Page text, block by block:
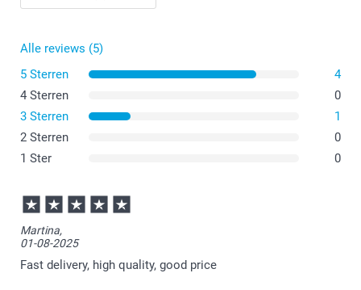
Alle reviews (5)
5 Sterren
4
4 Sterren
0
3 Sterren
1
2 Sterren
0
1 Ster
0
Martina,
01-08-2025
Fast delivery, high quality, good price